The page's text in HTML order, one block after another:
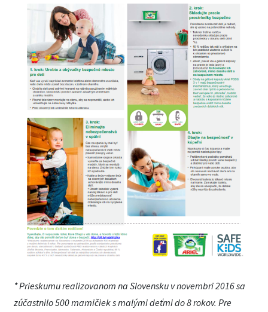
* Prieskumu realizovanom na Slovensku v novembri 2016 sa
zúčastnilo 500 mamičiek s malými deťmi do 8 rokov. Pre